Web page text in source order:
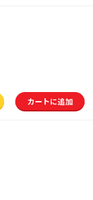
カートに追加